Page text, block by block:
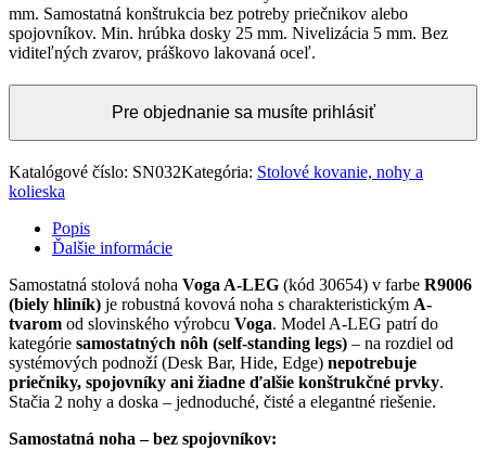
mm. Samostatná konštrukcia bez potreby priečnikov alebo
spojovníkov. Min. hrúbka dosky 25 mm. Nivelizácia 5 mm. Bez
viditeľných zvarov, práškovo lakovaná oceľ.
Pre objednanie sa musíte prihlásiť
Katalógové číslo: SN032Kategória: Stolové kovanie, nohy a
kolieska
Popis
Ďalšie informácie
Samostatná stolová noha Voga A-LEG (kód 30654) v farbe R9006
(biely hliník) je robustná kovová noha s charakteristickým A-
tvarom od slovinského výrobcu Voga. Model A-LEG patrí do
kategórie samostatných nôh (self-standing legs) – na rozdiel od
systémových podnoží (Desk Bar, Hide, Edge) nepotrebuje
priečniky, spojovníky ani žiadne ďalšie konštrukčné prvky.
Stačia 2 nohy a doska – jednoduché, čisté a elegantné riešenie.
Samostatná noha – bez spojovníkov: